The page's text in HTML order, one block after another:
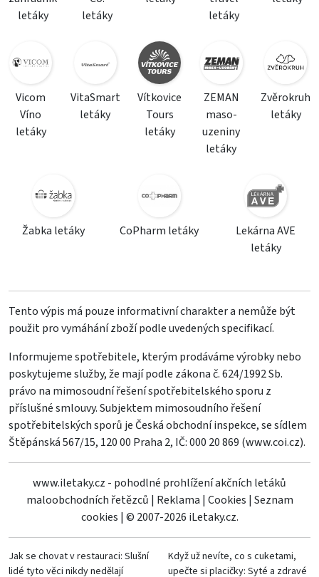
letáky
letáky
letáky
Vicom
Víno
letáky
VitaSmart
letáky
Vítkovice
Tours
letáky
ZEMAN
maso-
uzeniny
letáky
Zvěrokruh
letáky
Žabka letáky CoPharm letáky
Lekárna AVE
letáky
Tento výpis má pouze informativní charakter a nemůže být
použit pro vymáhání zboží podle uvedených specifikací.
Informujeme spotřebitele, kterým prodáváme výrobky nebo
poskytujeme služby, že mají podle zákona č. 624/1992 Sb.
právo na mimosoudní řešení spotřebitelského sporu z
příslušné smlouvy. Subjektem mimosoudního řešení
spotřebitelských sporů je Česká obchodní inspekce, se sídlem
Štěpánská 567/15, 120 00 Praha 2, IČ: 000 20 869 (www.coi.cz).
www.iletaky.cz - pohodlné prohlížení akčních letáků
maloobchodních řetězců | Reklama | Cookies | Seznam
cookies | © 2007-2026 iLetaky.cz.
Jak se chovat v restauraci: Slušní
lidé tyto věci nikdy nedělají
Když už nevíte, co s cuketami,
upečte si placičky: Syté a zdravé